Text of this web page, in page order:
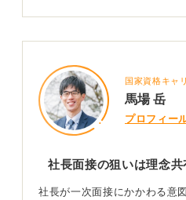
ません。
な視点でアピールしよう
もし社長が面接に出てきたら
をもって臨みましょう。質問
現場のプレイヤーを兼ねてい
的な業務の質問も有効ですが
国家資格キャ
馬場 岳
プロフィー
社長面接の狙いは理念
社長が一次面接にかかわる意